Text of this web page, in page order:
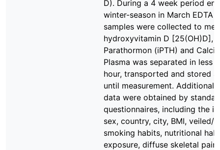
D). During a 4 week period
winter-season in March EDTA
samples were collected to
hydroxyvitamin D [25(OH)D],
Parathormon (iPTH) and
Plasma was separated in less
hour, transported and stored
until measurement.
data were obtained by
questionnaires, including the
sex, country, city, BMI, veiled/
smoking habits, nutritional
exposure, diffuse skeletal